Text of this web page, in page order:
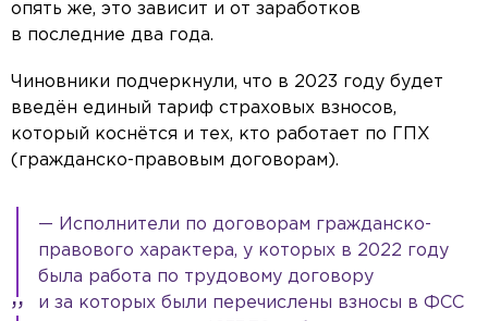
опять же, это зависит и от заработков
в последние два года.
Чиновники подчеркнули, что в 2023 году будет
введён единый тариф страховых взносов,
который коснётся и тех, кто работает по ГПХ
(гражданско-правовым договорам).
— Исполнители по договорам гражданско-
правового характера, у которых в 2022 году
была работа по трудовому договору
и за которых были перечислены взносы в ФСС